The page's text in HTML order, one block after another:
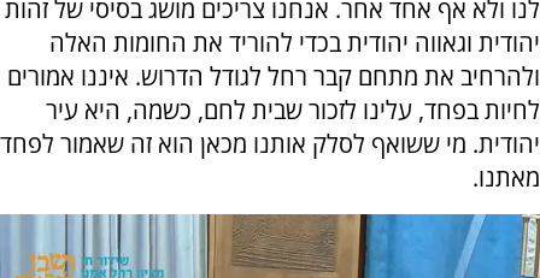
לנו ולא אף אחד אחר. אנחנו צריכים מושג בסיסי של זהות
יהודית וגאווה יהודית בכדי להוריד את החומות האלה
ולהרחיב את מתחם קבר רחל לגודל הדרוש. איננו אמורים
לחיות בפחד, עלינו לזכור שבית לחם, כשמה, היא עיר
יהודית. מי ששואף לסלק אותנו מכאן הוא זה שאמור לפחד
מאתנו.